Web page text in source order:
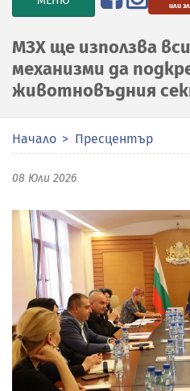
NAVIGATION
или
МЗХ ще използва
механизми да
животновъдния
Начало Пресцентър
08 Юли 2026